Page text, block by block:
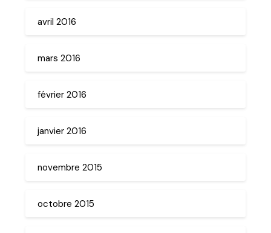
avril 2016
mars 2016
février 2016
janvier 2016
novembre 2015
octobre 2015